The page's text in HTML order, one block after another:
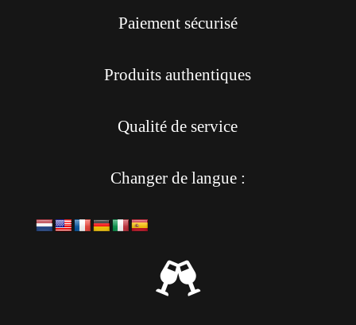
Paiement sécurisé
Produits authentiques
Qualité de service
Changer de langue :
